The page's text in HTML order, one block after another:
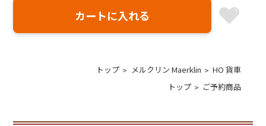
トップ メルクリン Maerklin
HO 貨車
トップ
ご予約商品